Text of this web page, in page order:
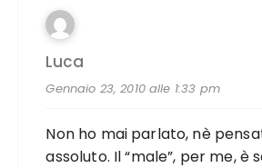
Luca
Gennaio 23, 2010 alle 1:33 pm
Non ho mai parlato, nè
assoluto. Il “male”, per me, è